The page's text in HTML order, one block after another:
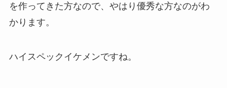
を作ってきた方なので、やはり優秀な方なのがわ
かります。
ハイスペックイケメンですね。